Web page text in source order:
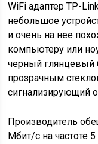
WiFi адаптер TP-
небольшое
и очень на нее
компьютеру или
черный глянцевый
прозрачным
сигнализирующий
Производитель
Мбит/с на частоте